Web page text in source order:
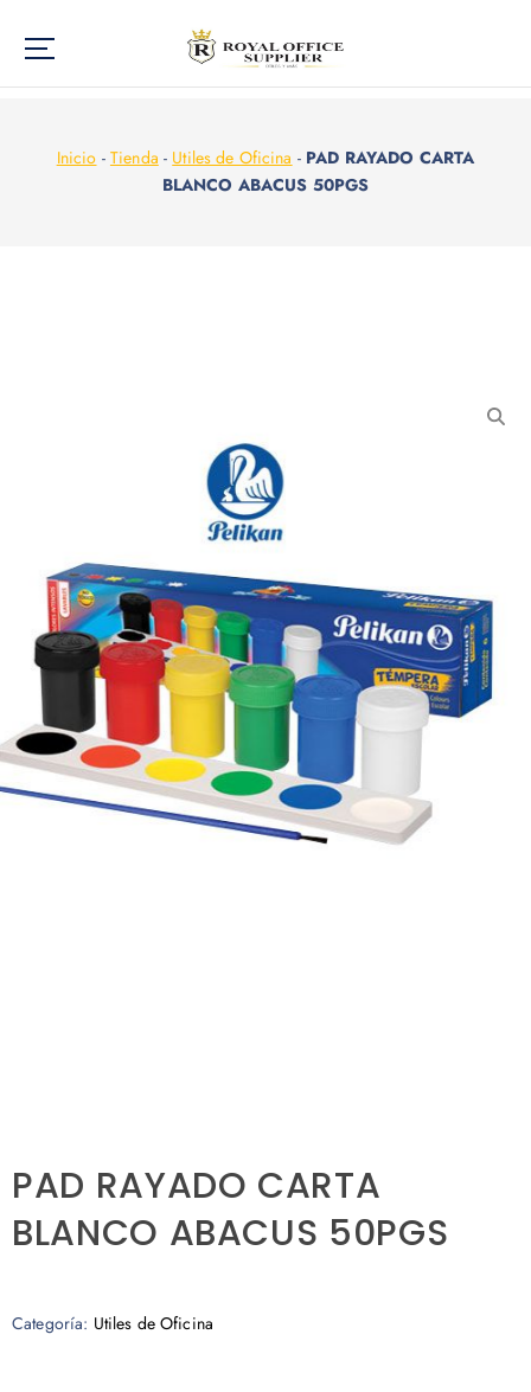
Inicio - Tienda - Utiles de Oficina - PAD RAYADO CARTA
BLANCO ABACUS 50PGS
PAD RAYADO CARTA
BLANCO ABACUS 50PGS
Categoría: Utiles de Oficina